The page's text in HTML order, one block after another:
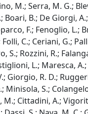
M.; Serra, M. G.;
B.; De Giorgi,
F.; Fenoglio, L.;
C.; Ceriani, G.;
S.; Rozzini, R.;
L.; Maresca,
Giorgio, R. D.;
Minisola, S.;
Cittadini, A.;